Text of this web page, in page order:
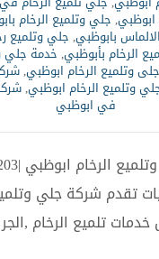
ابوظبي,جلي وتلميع الرخام
بابوظبي,جلي وتلميع
الرخام بأبوظبي, خدمة جلي
وتلميع الرخام ابوظبي,
وتلميع الرخام ابوظبي,
في ابوظبي
تقدم شركة جلي
تلميع الرخام